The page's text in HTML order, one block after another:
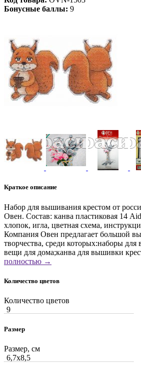
Бонусные баллы: 9
Краткое описание
Набор для вышивания крестом от
Овен. Состав: канва пластиковая 14
хлопок, игла, цветная схема,
Компания Овен предлагает большой
творчества, среди которых:наборы
вещи для дома;канва для вышивки
полностью →
Количество цветов
Количество цветов
9
Размер
Размер, см
6,7x8,5